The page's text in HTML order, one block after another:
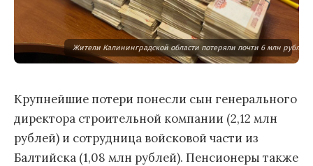
Жители Калининградской области потеряли почти 6 млн рублей
Крупнейшие потери понесли сын генерального
директора строительной компании (2,12 млн
рублей) и сотрудница войсковой части из
Балтийска (1,08 млн рублей). Пенсионеры также